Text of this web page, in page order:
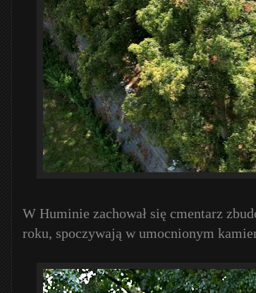
W Huminie zachował się cmentarz
roku, spoczywają w umocnionym